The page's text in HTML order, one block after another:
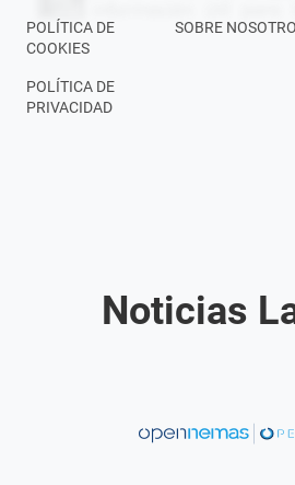
POLÍTICA DE
COOKIES
POLÍTICA DE
PRIVACIDAD
SOBRE
Noticias